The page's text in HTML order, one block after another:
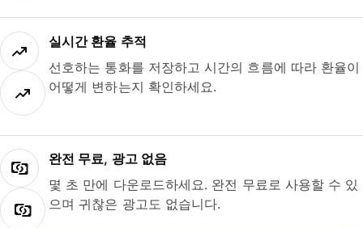
실시간 환율 추적
선호하는 통화를 저장하고 시간의 흐름에 따라 환율이
어떻게 변하는지 확인하세요.
완전 무료, 광고 없음
몇 초 만에 다운로드하세요. 완전 무료로 사용할 수 있
으며 귀찮은 광고도 없습니다.